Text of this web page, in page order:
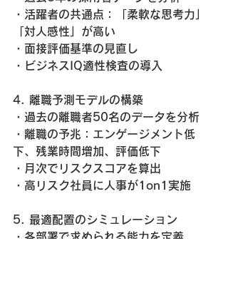
・活躍者の共通点：「柔軟な思考力」
「対人感性」が高い
・面接評価基準の見直し
・ビジネスIQ適性検査の導入
4. 離職予測モデルの構築
・過去の離職者50名のデータを分析
・離職の予兆：エンゲージメント低
下、残業時間増加、評価低下
・月次でリスクスコアを算出
・高リスク社員に人事が1on1実施
5. 最適配置のシミュレーション
・各部署で求められる能力を定義